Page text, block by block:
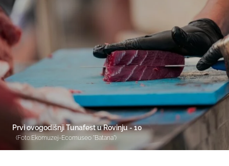
Prvi ovogodišnji Tunafest u Rovinju - 10
(Foto:Ekomuzej-Ecomuseo "Batana")